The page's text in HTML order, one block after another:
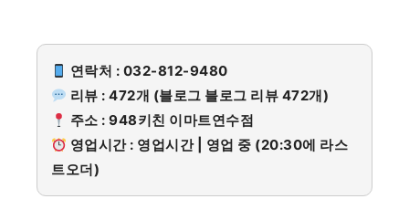
연락처 : 032-812-9480
리뷰 : 472개 (블로그 블로그 리뷰 472개)
주소 : 948키친 이마트연수점
영업시간 : 영업시간 | 영업 중 (20:30에 라스
트오더)